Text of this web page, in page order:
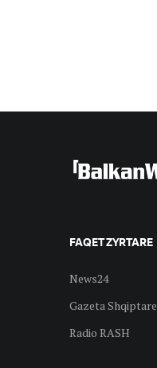
FAQET ZYRTARE
News24
Gazeta Shqiptare
Radio RASH